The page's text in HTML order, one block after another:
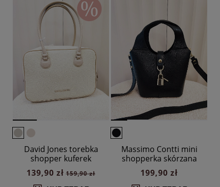
David Jones torebka
shopper kuferek
jasnobeżowa
139,90 zł 159,90 zł
Massimo Contti mini
shopperka skórzana
czarna
199,90 zł